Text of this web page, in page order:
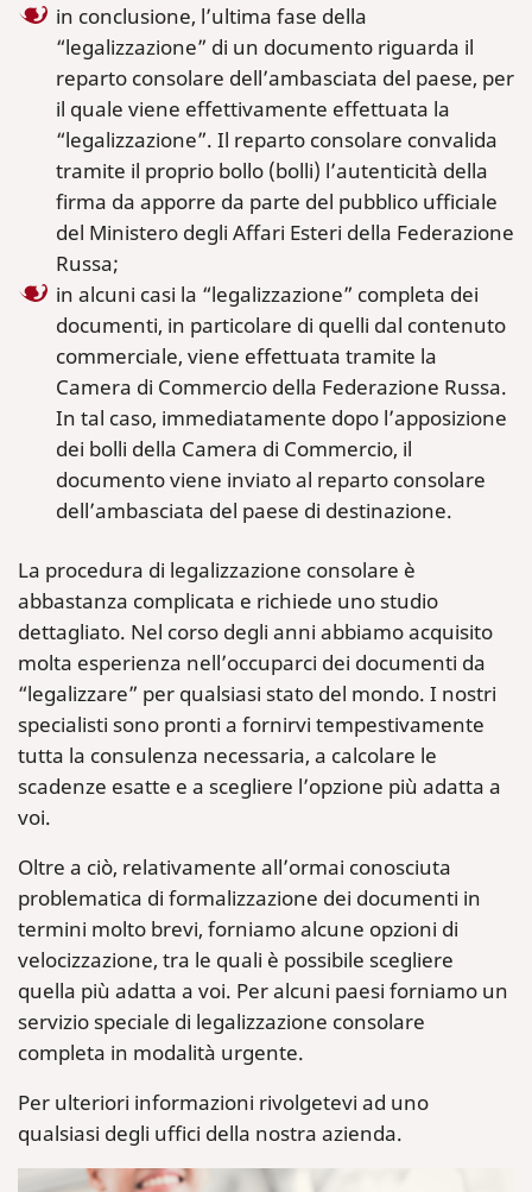
in conclusione, l’ultima fase della
“legalizzazione” di un documento riguarda il
reparto consolare dell’ambasciata del paese, per
il quale viene effettivamente effettuata la
“legalizzazione”. Il reparto consolare convalida
tramite il proprio bollo (bolli) l’autenticità della
firma da apporre da parte del pubblico ufficiale
del Ministero degli Affari Esteri della Federazione
Russa;
in alcuni casi la “legalizzazione” completa dei
documenti, in particolare di quelli dal contenuto
commerciale, viene effettuata tramite la
Camera di Commercio della Federazione Russa.
In tal caso, immediatamente dopo l’apposizione
dei bolli della Camera di Commercio, il
documento viene inviato al reparto consolare
dell’ambasciata del paese di destinazione.
La procedura di legalizzazione consolare è
abbastanza complicata e richiede uno studio
dettagliato. Nel corso degli anni abbiamo acquisito
molta esperienza nell’occuparci dei documenti da
“legalizzare” per qualsiasi stato del mondo. I nostri
specialisti sono pronti a fornirvi tempestivamente
tutta la consulenza necessaria, a calcolare le
scadenze esatte e a scegliere l’opzione più adatta a
voi.
Oltre a ciò, relativamente all’ormai conosciuta
problematica di formalizzazione dei documenti in
termini molto brevi, forniamo alcune opzioni di
velocizzazione, tra le quali è possibile scegliere
quella più adatta a voi. Per alcuni paesi forniamo un
servizio speciale di legalizzazione consolare
completa in modalità urgente.
Per ulteriori informazioni rivolgetevi ad uno
qualsiasi degli uffici della nostra azienda.